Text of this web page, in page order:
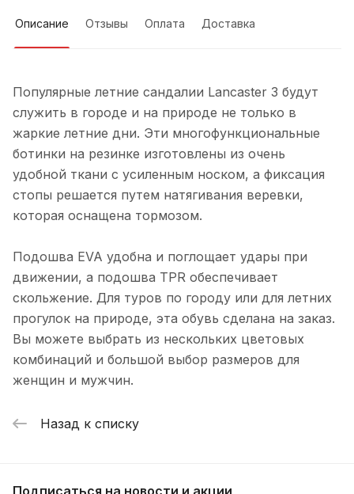
Описание Отзывы Оплата Доставка
Популярные летние сандалии Lancaster 3 будут
служить в городе и на природе не только в
жаркие летние дни. Эти многофункциональные
ботинки на резинке изготовлены из очень
удобной ткани с усиленным носком, а фиксация
стопы решается путем натягивания веревки,
которая оснащена тормозом.
Подошва EVA удобна и поглощает удары при
движении, а подошва TPR обеспечивает
скольжение. Для туров по городу или для летних
прогулок на природе, эта обувь сделана на заказ.
Вы можете выбрать из нескольких цветовых
комбинаций и большой выбор размеров для
женщин и мужчин.
Назад к списку
Подписаться на новости и акции